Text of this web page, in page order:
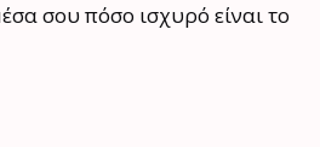
σου πόσο ισχυρό είναι το